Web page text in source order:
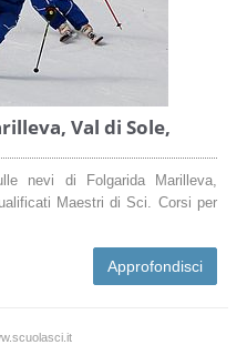
Val di Sole,
nevi di Folgarida Marilleva,
Maestri di Sci. Corsi per
Approfondisci